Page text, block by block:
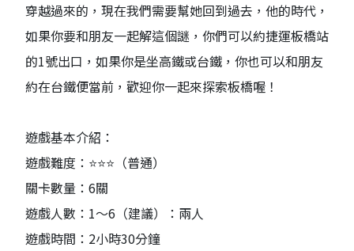
穿越過來的，現在我們需要幫她回到過去，他的時代，
如果你要和朋友一起解這個謎，你們可以約捷運板橋站
的1號出口，如果你是坐高鐵或台鐵，你也可以和朋友
約在台鐵便當前，歡迎你一起來探索板橋喔！
遊戲基本介紹：
遊戲難度：⭐️⭐️⭐️（普通）
關卡數量：6關
遊戲人數：1～6（建議）：兩人
遊戲時間：2小時30分鐘